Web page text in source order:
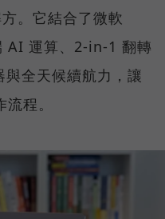
。它結合了微軟
AI 運算、2-in-1 翻轉
全天候續航力，讓
程。